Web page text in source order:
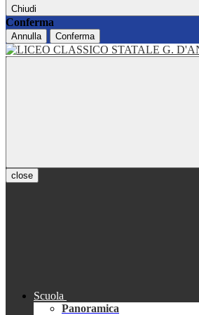
Chiudi
Conferma
Annulla Conferma
close
Scuola
Panoramica